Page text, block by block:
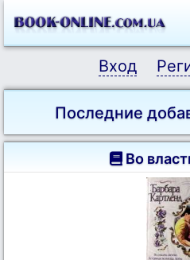
Вход
Последние
Во